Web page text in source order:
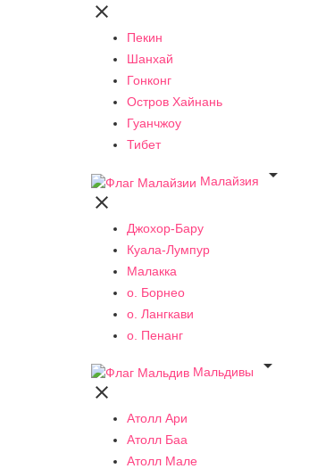

Пекин
Шанхай
Гонконг
Остров Хайнань
Гуанчжоу
Тибет
Малайзия


Джохор-Бару
Куала-Лумпур
Малакка
о. Борнео
о. Лангкави
о. Пенанг
Мальдивы


Атолл Ари
Атолл Баа
Атолл Мале